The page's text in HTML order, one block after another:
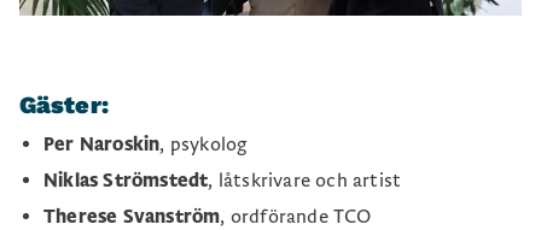
Gäster:
Per Naroskin, psykolog
Niklas Strömstedt, låtskrivare och artist
Therese Svanström, ordförande TCO